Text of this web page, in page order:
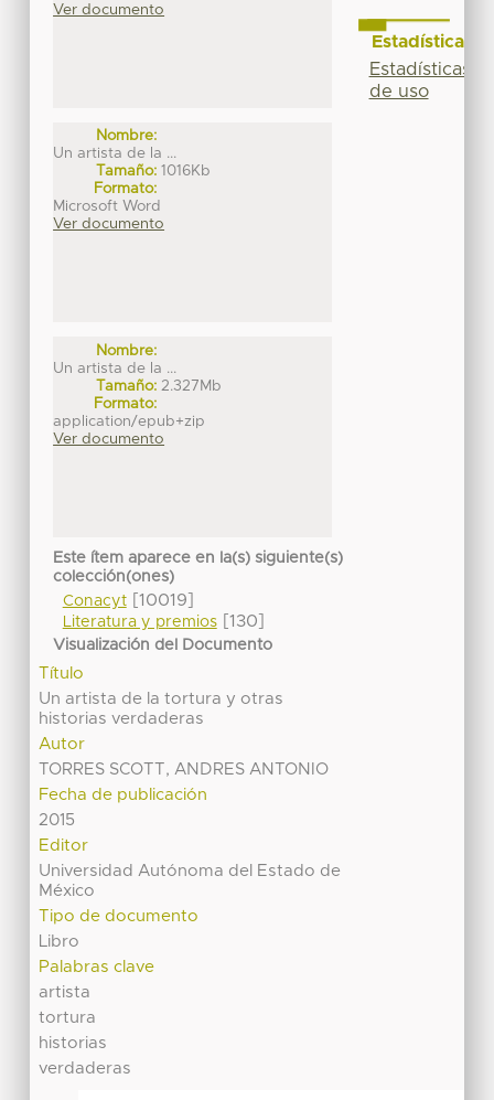
Ver documento
Nombre:
Un artista de la ...
Tamaño: 1016Kb
Formato:
Microsoft Word
Ver documento
Nombre:
Un artista de la ...
Tamaño: 2.327Mb
Formato:
application/epub+zip
Ver documento
Este ítem aparece en la(s) siguiente(s)
colección(ones)
Conacyt[10019]
Literatura y premios[130]
Visualización del Documento
Título
Un artista de la tortura y otras
historias verdaderas
Autor
TORRES SCOTT, ANDRES ANTONIO
Fecha de publicación
2015
Editor
Universidad Autónoma del Estado de
México
Tipo de documento
Libro
Palabras clave
artista
tortura
historias
verdaderas
Estadísticas
Estadísticas
de uso